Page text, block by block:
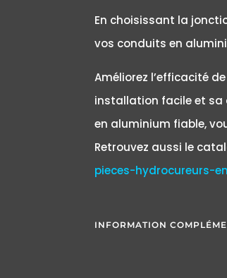
En choisissant la
vos conduits en
Améliorez l’efficacité
installation facile et sa
en aluminium fiable,
Retrouvez aussi le
pieces-hydrocureurs-
INFORMATION